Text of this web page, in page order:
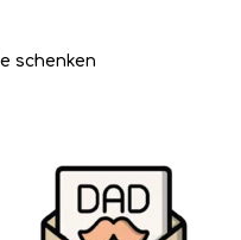
schenken